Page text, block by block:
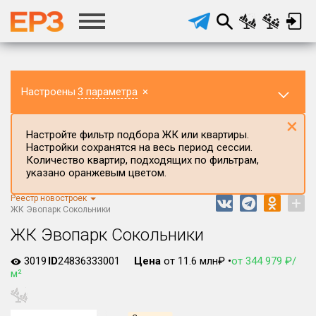
Настроены 3 параметра ×
Регион ЖК
Район в регионе
Все
Настройте фильтр подбора ЖК или квартиры.
Настройки сохранятся на весь период сессии.
Количество квартир, подходящих по фильтрам,
указано оранжевым цветом.
×
Реестр новостроек
ЖК Эвопарк Сокольники
+
ЖК Эвопарк Сокольники
3019 ID24836333001 Цена от 11.6 млн₽ •от 344 979 ₽/
м²